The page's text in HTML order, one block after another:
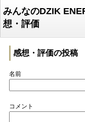
みんなのDZIK
想・評価
感想・評価の投稿
名前
コメント